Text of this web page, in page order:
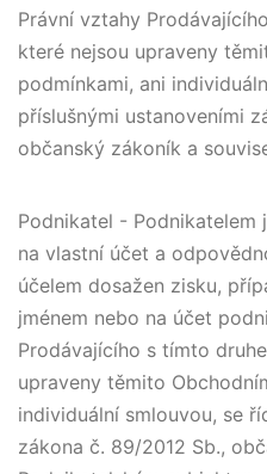
Právní vztahy
které nejsou upraveny
podmínkami, ani
příslušnými ustanoveními
občanský zákoník a
Podnikatel - Podnikatelem
na vlastní účet a
účelem dosažen zisku,
jménem nebo na účet
Prodávajícího s tímto
upraveny těmito
individuální smlouvou, se
zákona č. 89/2012 Sb.,